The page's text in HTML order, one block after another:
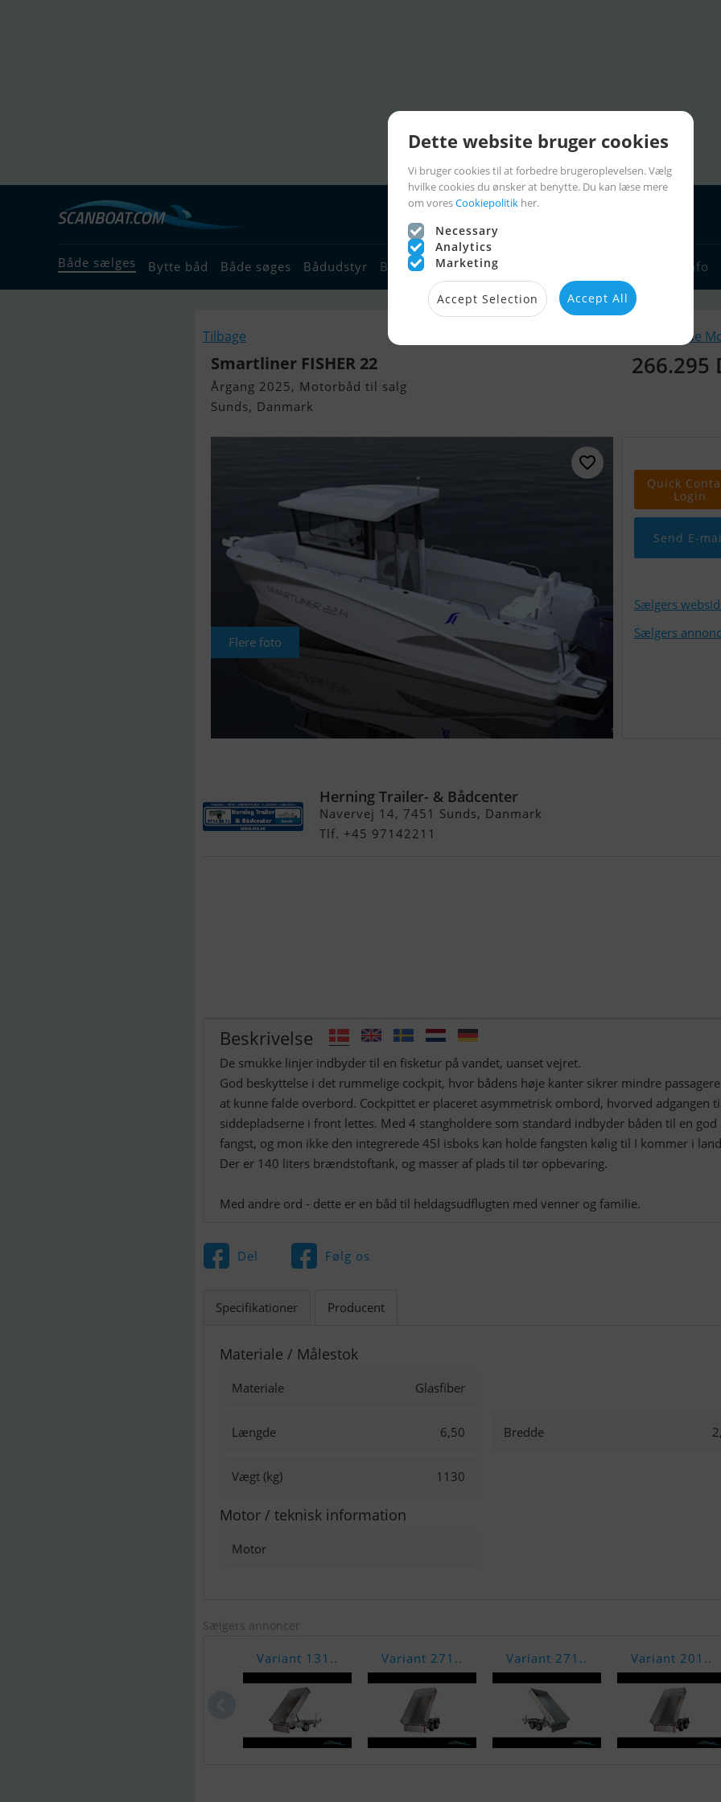
Både sælges Bytte båd Både søges Bådudstyr Bådforhandlere Sejlerlinks Sejlerinfo
Tilbage Lignende
Smartliner FISHER 22
Årgang 2025, Motorbåd til salg
Sunds, Danmark
266.295
Flere foto
Quick
Login
Send E-
Sælgers
Sælgers
Herning Trailer- & Bådcenter
Navervej 14, 7451 Sunds, Danmark
Tlf. +45 97142211
Beskrivelse
De smukke linjer indbyder til en fisketur på vandet, uanset vejret.
God beskyttelse i det rummelige cockpit, hvor bådens høje kanter sikrer mindre
at kunne falde overbord. Cockpittet er placeret asymmetrisk ombord, hvorved adgangen
siddepladserne i front lettes. Med 4 stangholdere som standard indbyder båden til en god
fangst, og mon ikke den integrerede 45l isboks kan holde fangsten kølig til I kommer i
Der er 140 liters brændstoftank, og masser af plads til tør opbevaring.
Med andre ord - dette er en båd til heldagsudflugten med venner og familie.
Del Følg os
Specifikationer Producent
Materiale / Målestok
Materiale Glasfiber
Længde 6,50 Bredde
Vægt (kg) 1130
Motor / teknisk information
Motor
Sælgers annoncer
Variant 131.. Variant 271.. Variant 271.. Variant 201..
Dette website bruger cookies
Vi bruger cookies til at forbedre brugeroplevelsen. Vælg
hvilke cookies du ønsker at benytte. Du kan læse mere
om voresCookiepolitik her.
Necessary
Analytics
Marketing
Accept Selection Accept All